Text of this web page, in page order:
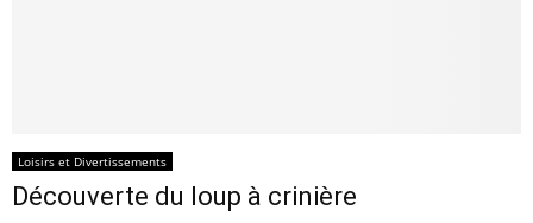
Loisirs et Divertissements
Découverte du loup à crinière